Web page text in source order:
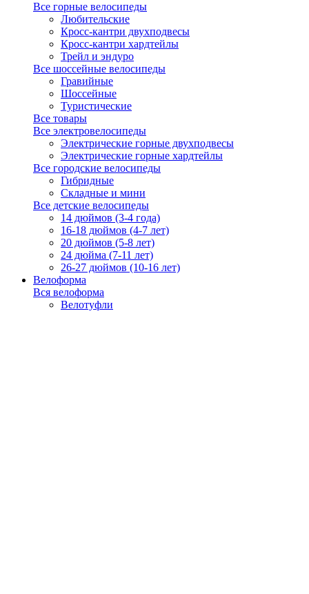
Все горные велосипеды
Любительские
Кросс-кантри двухподвесы
Кросс-кантри хардтейлы
Трейл и эндуро
Все шоссейные велосипеды
Гравийные
Шоссейные
Туристические
Все товары
Все электровелосипеды
Электрические горные двухподвесы
Электрические горные хардтейлы
Все городские велосипеды
Гибридные
Складные и мини
Все детские велосипеды
14 дюймов (3-4 года)
16-18 дюймов (4-7 лет)
20 дюймов (5-8 лет)
24 дюйма (7-11 лет)
26-27 дюймов (10-16 лет)
Велоформа
Вся велоформа
Велотуфли